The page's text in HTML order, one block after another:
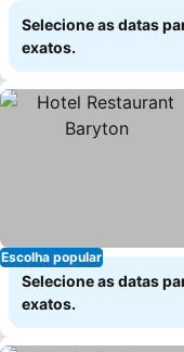
Selecione as datas
exatos.
Escolha popular
Selecione as datas
exatos.